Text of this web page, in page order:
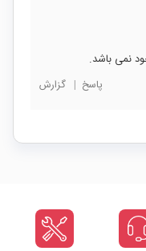
نمی باشد.
پاسخ | گزارش